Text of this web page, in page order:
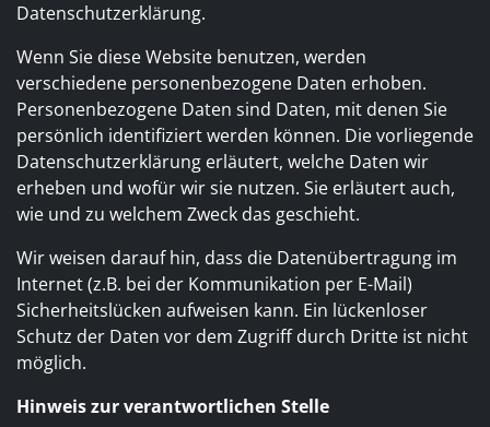
Datenschutzerklärung.
Wenn Sie diese Website benutzen, werden
verschiedene personenbezogene Daten erhoben.
Personenbezogene Daten sind Daten, mit denen Sie
persönlich identifiziert werden können. Die vorliegende
Datenschutzerklärung erläutert, welche Daten wir
erheben und wofür wir sie nutzen. Sie erläutert auch,
wie und zu welchem Zweck das geschieht.
Wir weisen darauf hin, dass die Datenübertragung im
Internet (z.B. bei der Kommunikation per E-Mail)
Sicherheitslücken aufweisen kann. Ein lückenloser
Schutz der Daten vor dem Zugriff durch Dritte ist nicht
möglich.
Hinweis zur verantwortlichen Stelle